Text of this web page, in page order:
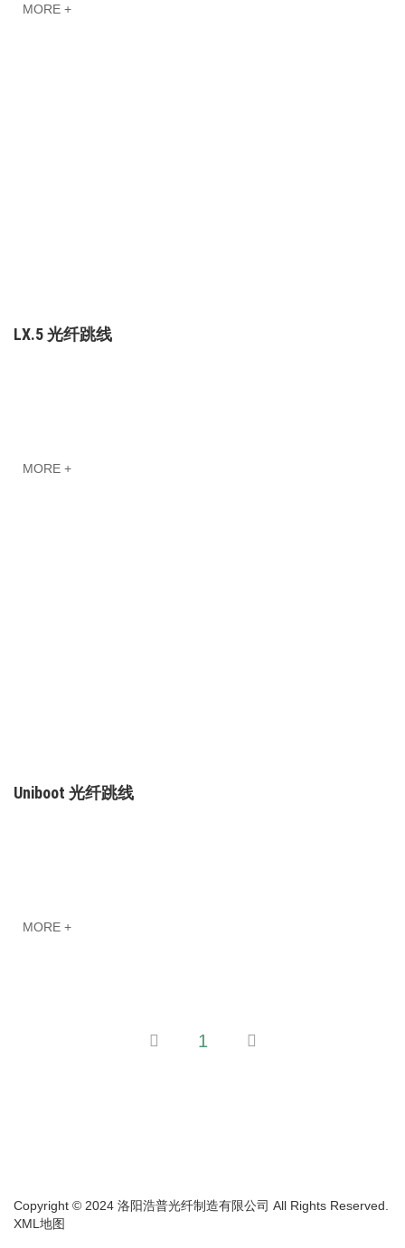
MORE +
LX.5 光纤跳线
MORE +
Uniboot 光纤跳线
MORE +
1
Copyright © 2024 洛阳浩普光纤制造有限公司 All Rights Reserved.
XML地图